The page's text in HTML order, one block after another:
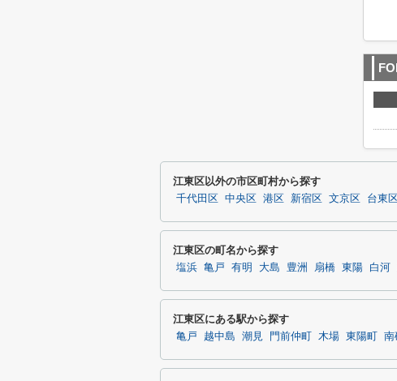
江東区以外の市区町村から探す
千代田区 中央区 港区 新宿区 文京区 台東区
江東区の町名から探す
塩浜 亀戸 有明 大島 豊洲 扇橋 東陽 白河
江東区にある駅から探す
亀戸 越中島 潮見 門前仲町 木場 東陽町 南